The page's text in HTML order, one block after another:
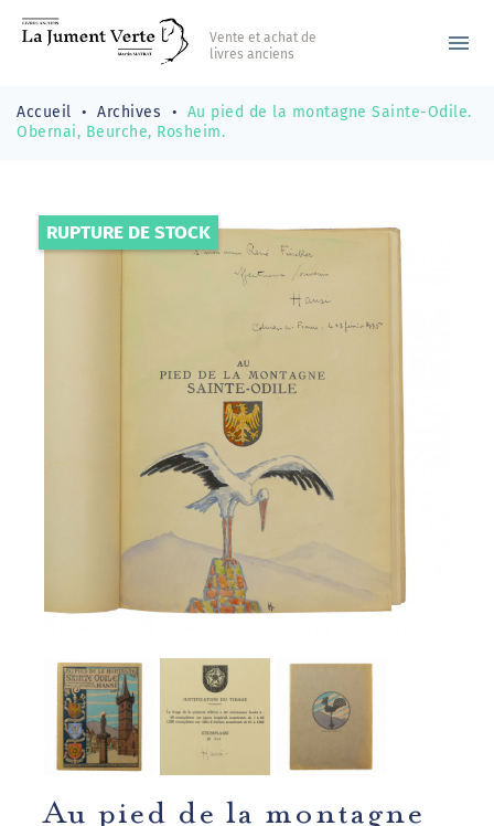
Vente et achat de
livres anciens
menu
Accueil Archives
Au pied de la montagne Sainte-Odile.
Obernai, Beurche, Rosheim.
RUPTURE DE STOCK
Au pied de la montagne